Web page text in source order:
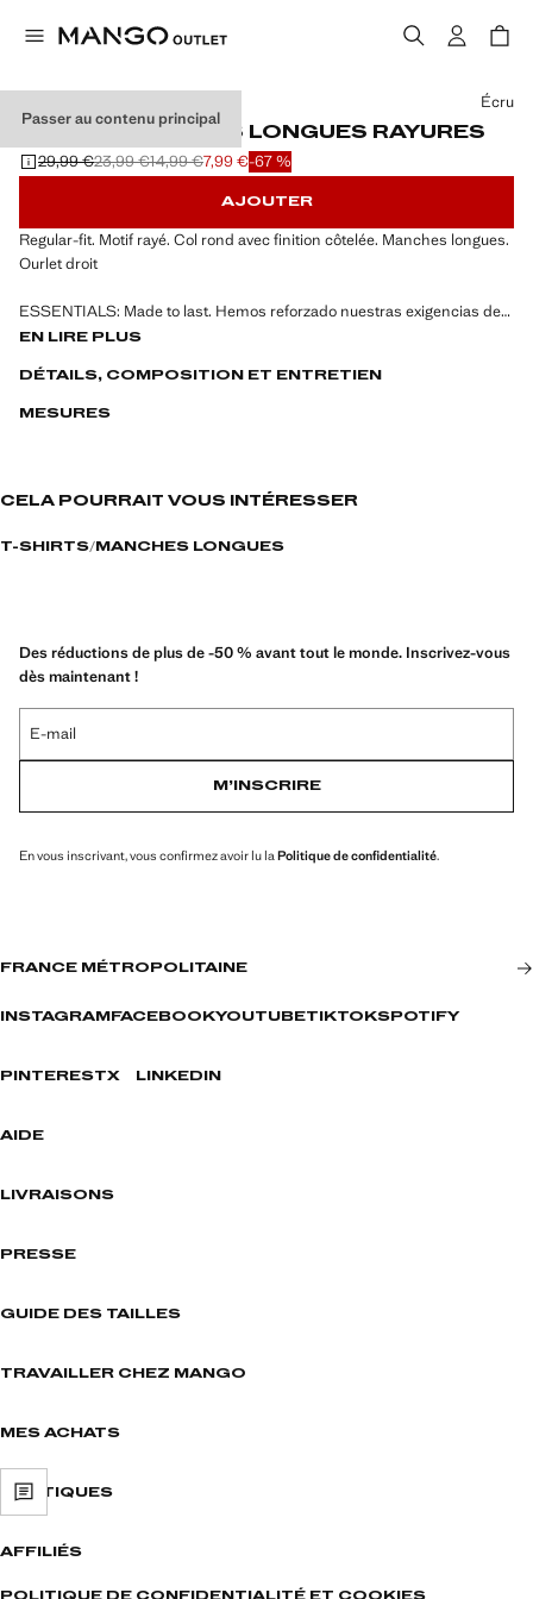
Passer au contenu principal
T-SHIRT MANCHES LONGUES RAYURES
Prix initial barré [29,99 € ]
29,99 €
Deuxième prix barré [23,99 € ]
23,99 €
Troisième prix barré [14,99 € ]
14,99 €
Prix actuel [7,99 € ] 7,99 €-67 %
Choisissez une couleur
Écru
AJOUTER
Regular-fit. Motif rayé. Col rond avec finition côtelée. Manches longues.
Ourlet droit
ESSENTIALS: Made to last. Hemos reforzado nuestras exigencias de
calidad añadiendo nuevas pruebas de resistencia a nuestras prendas.
más durables, versátiles y atemporales
EN LIRE PLUS
DÉTAILS, COMPOSITION ET ENTRETIEN
MESURES
CELA POURRAIT VOUS INTÉRESSER
T-SHIRTS MANCHES LONGUES
Des réductions de plus de -50 % avant tout le monde. Inscrivez-vous
dès maintenant !
E-mail
M’INSCRIRE
En vous inscrivant, vous confirmez avoir lu la Politique de confidentialité.
FRANCE MÉTROPOLITAINE
INSTAGRAM FACEBOOKYOUTUBETIKTOKSPOTIFY
PINTERESTX LINKEDIN
AIDE
LIVRAISONS
PRESSE
GUIDE DES TAILLES
TRAVAILLER CHEZ MANGO
MES ACHATS
BOUTIQUES
AFFILIÉS